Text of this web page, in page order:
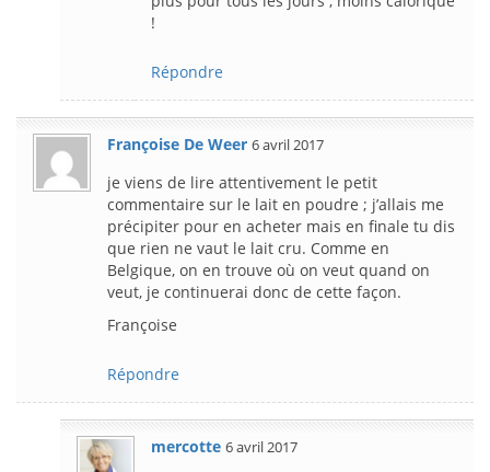
!
Répondre
Françoise De Weer 6 avril 2017
je viens de lire attentivement le petit
commentaire sur le lait en poudre ; j’allais me
précipiter pour en acheter mais en finale tu dis
que rien ne vaut le lait cru. Comme en
Belgique, on en trouve où on veut quand on
veut, je continuerai donc de cette façon.
Françoise
Répondre
mercotte 6 avril 2017